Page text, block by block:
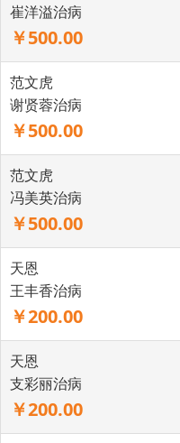
崔洋溢治病
￥500.00
范文虎
谢贤蓉治病
￥500.00
范文虎
冯美英治病
￥500.00
天恩
王丰香治病
￥200.00
天恩
支彩丽治病
￥200.00